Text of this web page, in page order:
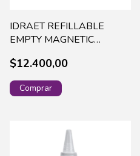
IDRAET REFILLABLE
EMPTY MAGNETIC
$12.400,00